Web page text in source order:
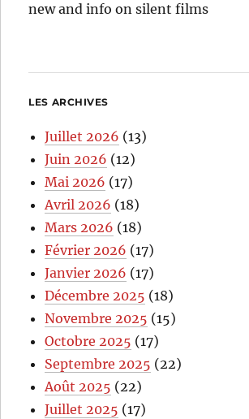
new and info on silent films
LES ARCHIVES
Juillet 2026 (13)
Juin 2026 (12)
Mai 2026 (17)
Avril 2026 (18)
Mars 2026 (18)
Février 2026 (17)
Janvier 2026 (17)
Décembre 2025 (18)
Novembre 2025 (15)
Octobre 2025 (17)
Septembre 2025 (22)
Août 2025 (22)
Juillet 2025 (17)